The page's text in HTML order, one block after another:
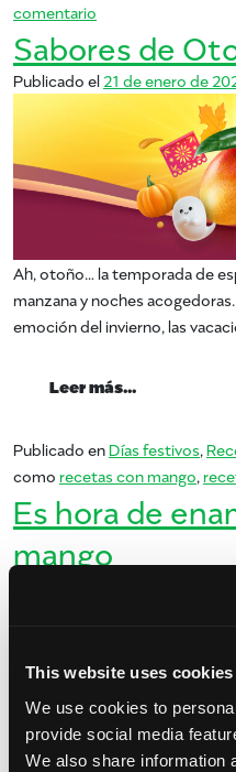
This website uses cookies
We use cookies to
provide social media
We also share information
comentario
Sabores de
Publicado el 21 de enero de
Ah, otoño… la temporada de
manzana y noches
emoción del invierno, las
Leer más…
Publicado enDías festivos
como recetas con mango
Es hora de
mango